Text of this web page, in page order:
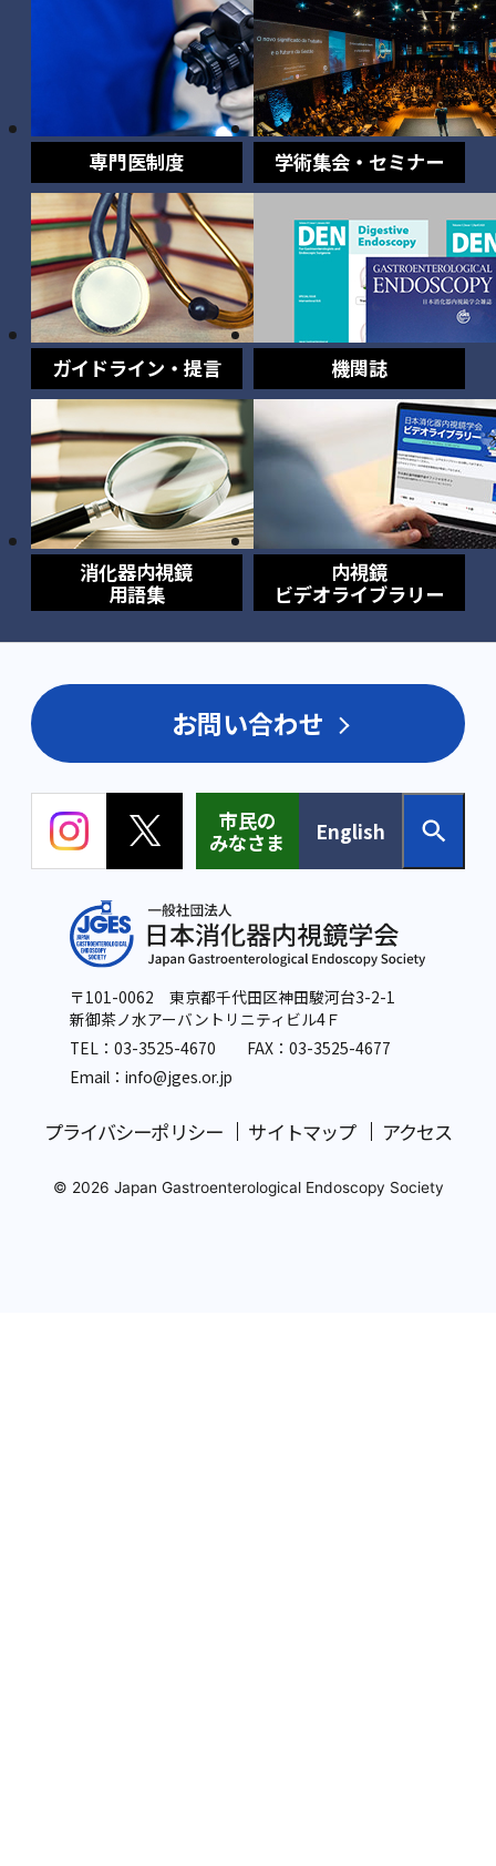
専門医制度 学術集会・セミナー
ガイドライン・提言 機関誌
消化器内視鏡
用語集
内視鏡
ビデオライブラリー
お問い合わせ
市民の
みなさま
English
〒101-0062 東京都千代田区神田駿河台3-2-1
新御茶ノ水アーバントリニティビル4Ｆ
TEL：03-3525-4670 FAX：03-3525-4677
Email：info@jges.or.jp
プライバシーポリシー サイトマップ アクセス
© 2026 Japan Gastroenterological Endoscopy Society